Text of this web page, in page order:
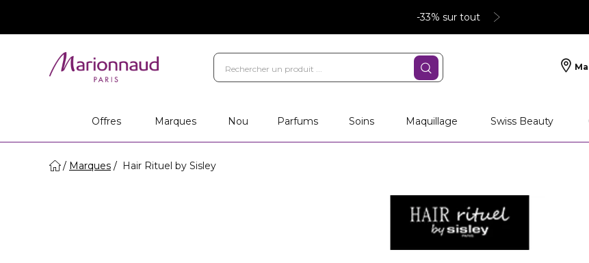
-33% sur tout
Offres
Marques Nou Parfums Soins Maquillage Swiss Beauty
Marques Hair Rituel by Sisley